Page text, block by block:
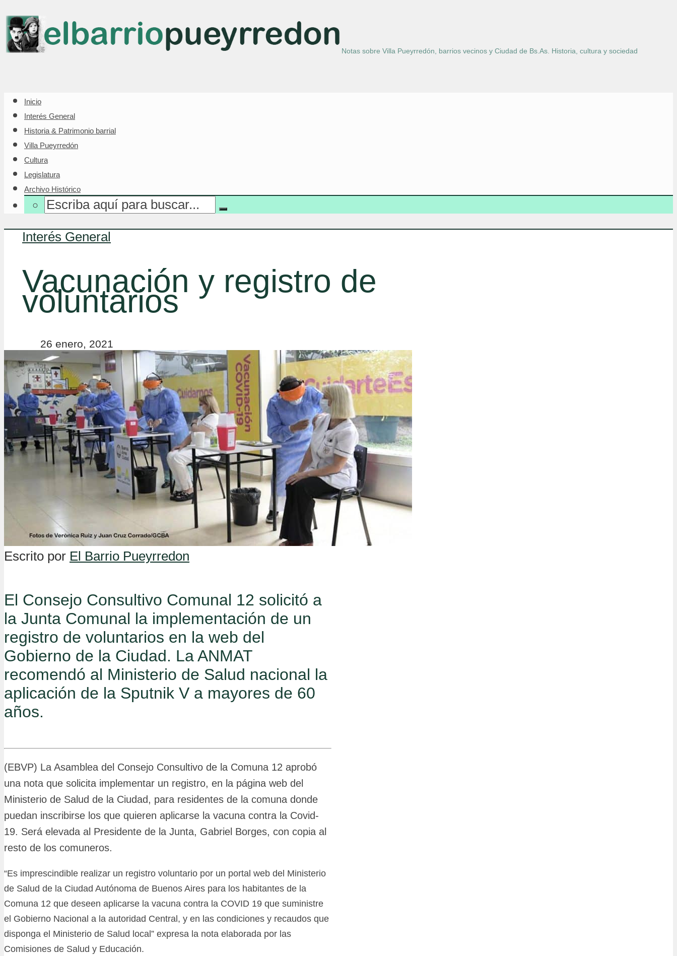
Notas sobre Villa Pueyrredón, barrios vecinos y Ciudad de Bs.As. Historia, cultura y sociedad
Inicio
Interés General
Historia & Patrimonio barrial
Villa Pueyrredón
Cultura
Legislatura
Archivo Histórico
Interés General
Vacunación y registro de
voluntarios
26 enero, 2021
Escrito por El Barrio Pueyrredon
El Consejo Consultivo Comunal 12 solicitó a
la Junta Comunal la implementación de un
registro de voluntarios en la web del
Gobierno de la Ciudad. La ANMAT
recomendó al Ministerio de Salud nacional la
aplicación de la Sputnik V a mayores de 60
años.
(EBVP) La Asamblea del Consejo Consultivo de la Comuna 12 aprobó
una nota que solicita implementar un registro, en la página web del
Ministerio de Salud de la Ciudad, para residentes de la comuna donde
puedan inscribirse los que quieren aplicarse la vacuna contra la Covid-
19. Será elevada al Presidente de la Junta, Gabriel Borges, con copia al
resto de los comuneros.
“Es imprescindible realizar un registro voluntario por un portal web del Ministerio
de Salud de la Ciudad Autónoma de Buenos Aires para los habitantes de la
Comuna 12 que deseen aplicarse la vacuna contra la COVID 19 que suministre
el Gobierno Nacional a la autoridad Central, y en las condiciones y recaudos que
disponga el Ministerio de Salud local” expresa la nota elaborada por las
Comisiones de Salud y Educación.